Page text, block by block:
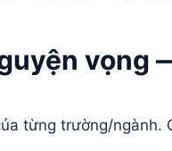
vọng
từng trường/ngành.